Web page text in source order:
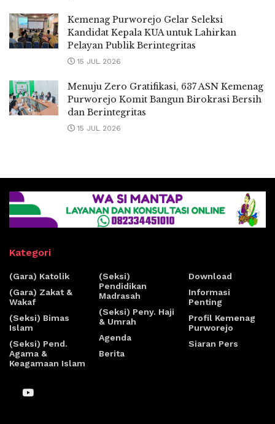
Kemenag Purworejo Gelar Seleksi
Kandidat Kepala KUA untuk Lahirkan
Pelayan Publik Berintegritas
15 JUL 2026
Menuju Zero Gratifikasi, 637 ASN Kemenag
Purworejo Komit Bangun Birokrasi Bersih
dan Berintegritas
15 JUL 2026
Kategori
(Gara) Katolik
(Gara) Zakat &
Wakaf
(Seksi) Bimas
Islam
(Seksi) Pend.
Agama &
Keagamaan Islam
(Seksi)
Pendidikan
Madrasah
(Seksi) Peny. Haji
& Umrah
Agenda
Berita
Download
Informasi
Penting
Profil Kemenag
Purworejo
Siaran Pers